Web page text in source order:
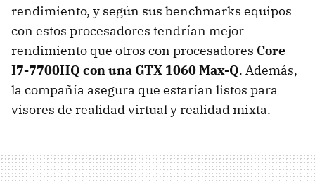
rendimiento, y según sus benchmarks equipos
con estos procesadores tendrían mejor
rendimiento que otros con procesadores Core
I7-7700HQ con una GTX 1060 Max-Q. Además,
la compañía asegura que estarían listos para
visores de realidad virtual y realidad mixta.